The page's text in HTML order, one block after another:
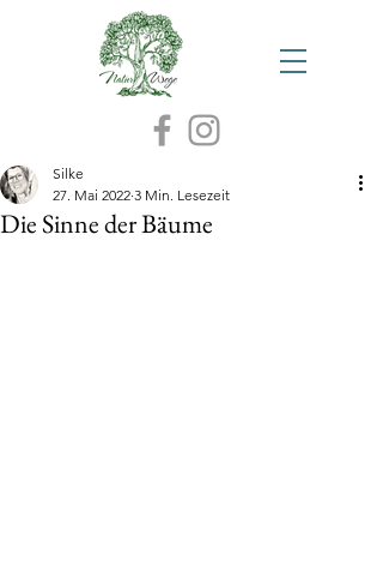
Die Sinne der Bäume
Silke
27. Mai 2022 3 Min. Lesezeit